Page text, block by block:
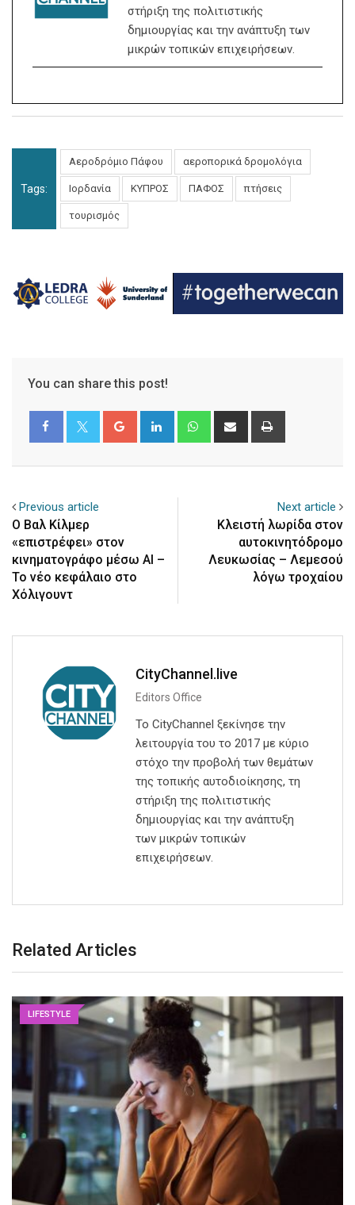
στήριξη της πολιτιστικής
δημιουργίας και την ανάπτυξη των
μικρών τοπικών επιχειρήσεων.
Tags:
Αεροδρόμιο Πάφου αεροπορικά δρομολόγια
Ιορδανία ΚΥΠΡΟΣ ΠΑΦΟΣ πτήσεις
τουρισμός
You can share this post!
Google+ LinkedIn WhatsappShare
Previous article
Ο Βαλ Κίλμερ
«επιστρέφει» στον
κινηματογράφο μέσω AI –
Το νέο κεφάλαιο στο
Χόλιγουντ
Next article
Κλειστή λωρίδα στον
αυτοκινητόδρομο
Λευκωσίας – Λεμεσού
λόγω τροχαίου
CityChannel.live
Editors Office
Το CityChannel ξεκίνησε την
λειτουργία του το 2017 με κύριο
στόχο την προβολή των θεμάτων
της τοπικής αυτοδιοίκησης, τη
στήριξη της πολιτιστικής
δημιουργίας και την ανάπτυξη
των μικρών τοπικών
επιχειρήσεων.
Related Articles
LIFESTYLE